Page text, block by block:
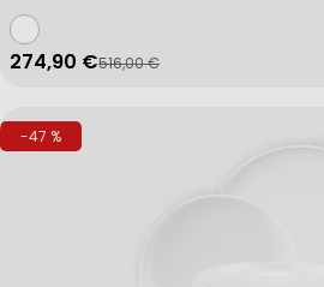
Verkaufspreis
274,90 €
Regulärer Preis
516,00 €
-47 %